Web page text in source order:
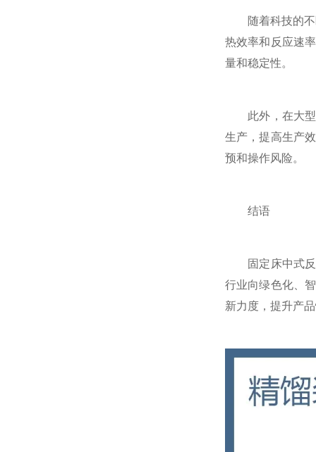
随着科技的不断
热效率和反应速
量和稳定性。
此外，在大型
生产，提高生产
预和操作风险。
结语
固定床中式反
行业向绿色化、
新力度，提升产